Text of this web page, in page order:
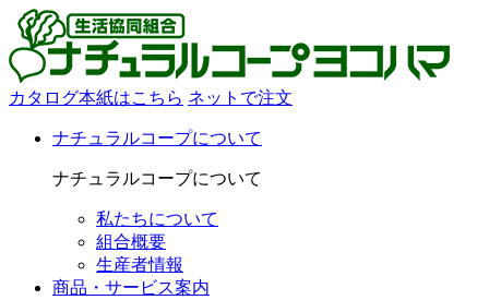
カタログ本紙はこちら ネットで注文
ナチュラルコープについて
ナチュラルコープについて
私たちについて
組合概要
生産者情報
商品・サービス案内